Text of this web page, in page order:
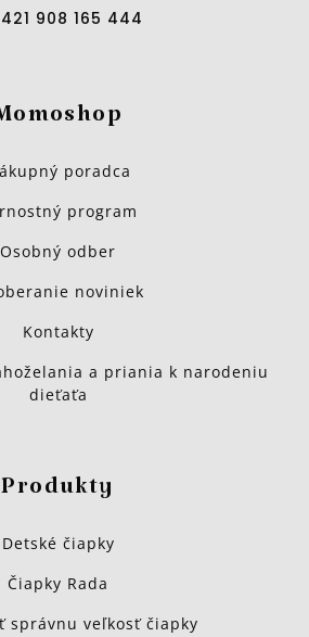
908 165 444
poradca
program
Osobný odber
noviniek
Kontakty
a priania k narodeniu
dieťaťa
Produkty
Detské čiapky
Čiapky Rada
správnu veľkosť čiapky